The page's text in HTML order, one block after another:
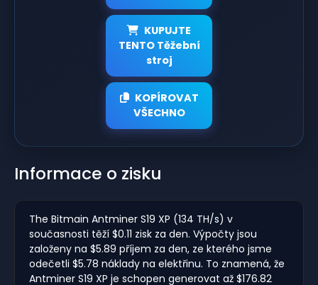
KUPUJTE
TENTO Těžební
stroj
KOPÍROVAT
VŠECHNO
Informace o zisku
The Bitmain Antminer S19 XP (134 TH/s) v
současnosti těží $0.11 zisk za den. Výpočty jsou
založeny na $5.89 příjem za den, ze kterého jsme
odečetli $5.78 náklady na elektřinu. To znamená, že
Antminer S19 XP je schopen generovat až $176.82